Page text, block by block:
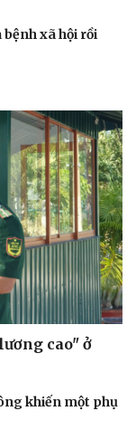
xã hội rồi
cao" ở
khiến một phụ